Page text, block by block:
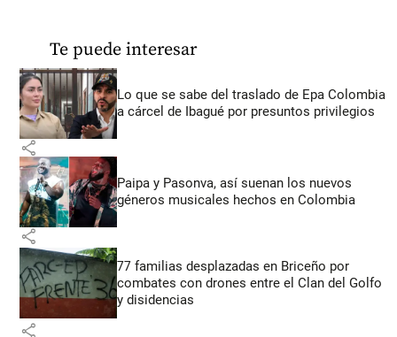
Te puede interesar
Lo que se sabe del traslado de Epa Colombia
a cárcel de Ibagué por presuntos privilegios
share
Paipa y Pasonva, así suenan los nuevos
géneros musicales hechos en Colombia
share
77 familias desplazadas en Briceño por
combates con drones entre el Clan del Golfo
y disidencias
share